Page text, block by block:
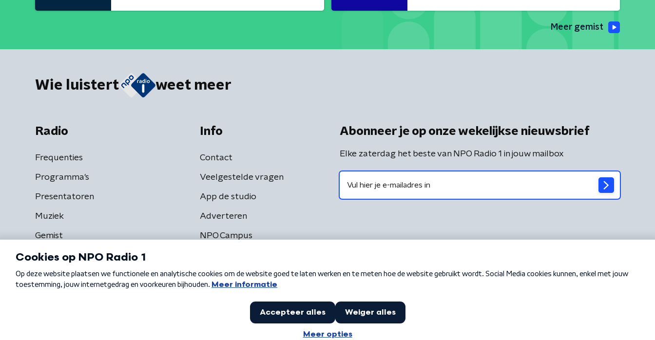
Meer gemist
Wie luistert weet meer
Radio
Frequenties
Programma's
Presentatoren
Muziek
Gemist
Info
Contact
Veelgestelde vragen
App de studio
Adverteren
NPO Campus
Abonneer je op onze wekelijkse nieuwsbrief
Elke zaterdag het beste van NPO Radio 1 in jouw mailbox
Algemene voorwaarden Privacybeleid